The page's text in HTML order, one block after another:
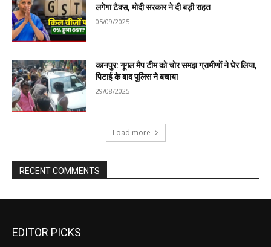
EDITOR PICKS